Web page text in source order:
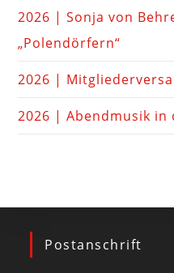
2026 | Sonja von
„Polendörfern“
2026 |
2026 | Abendmusik in
Postanschrift